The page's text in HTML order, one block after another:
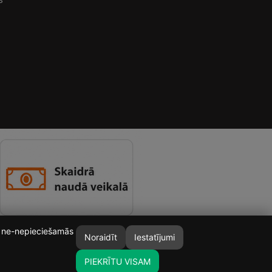
nepieciešamās
Noraidīt Iestatījumi
PIEKRĪTU VISAM